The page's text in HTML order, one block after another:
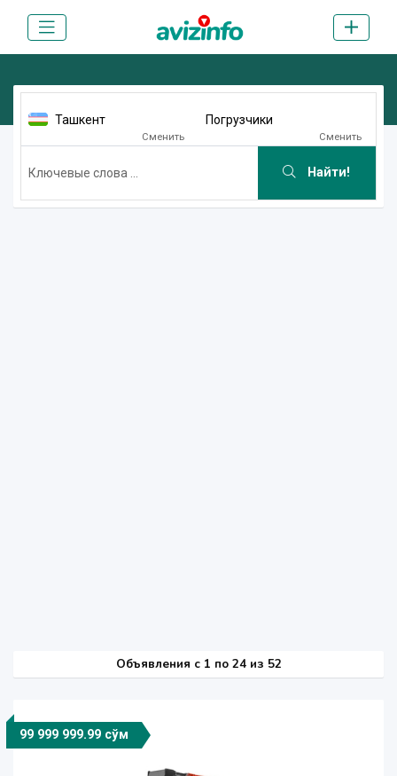
Ташкент
Сменить
Погрузчики
Сменить
Найти!
Объявления c 1 по 24 из 52
99 999 999.99 сўм